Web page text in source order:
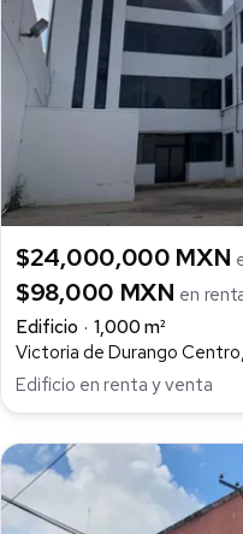
$24,000,000 MXN
$98,000 MXN en
Edificio
1,000 m²
Victoria de Durango
Edificio en renta y venta